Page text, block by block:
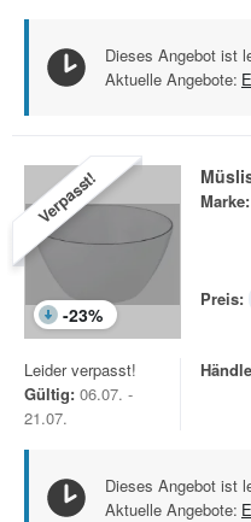
Dieses Angebot ist
Aktuelle Angebote:
Verpasst!
-23%
Marke:
Preis:
Leider verpasst!
Gültig: 06.07. -
21.07.
Dieses Angebot ist
Aktuelle Angebote: